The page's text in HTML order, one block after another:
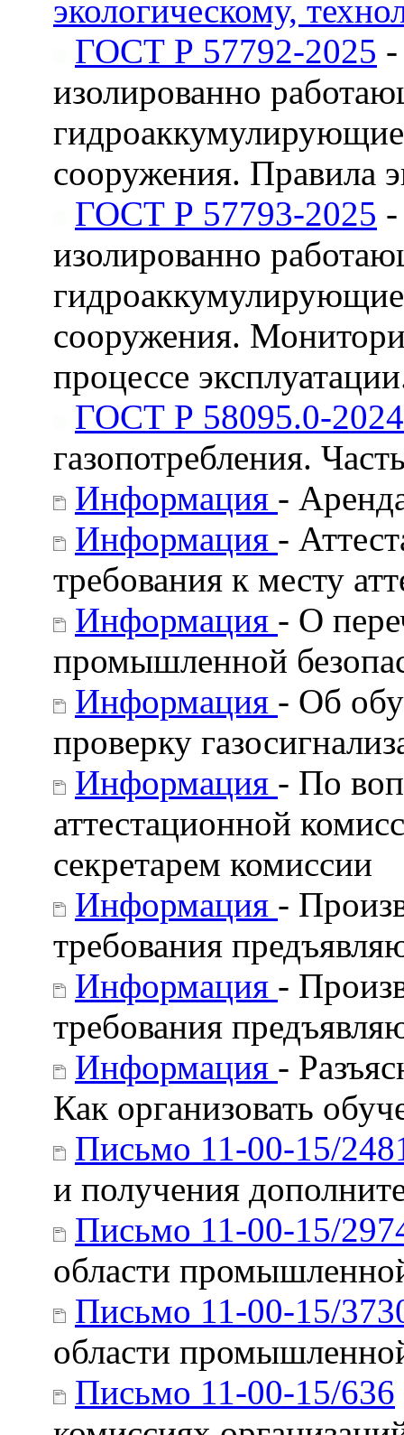
экологическому,
ГОСТ Р 57792-2025
изолированно
сооружения. Правила
ГОСТ Р 57793-2025
изолированно
сооружения.
процессе
ГОСТ Р 58095.0-2024
газопотребления.
Информация -
Информация -
требования к месту
Информация - О
промышленной
Информация - Об
проверку
Информация - По
аттестационной
секретарем комиссии
Информация -
требования
Информация -
требования
Информация -
Как организовать
Письмо 11-00-15/
и получения
Письмо 11-00-15/
области
Письмо 11-00-15/
области
Письмо 11-00-15/636